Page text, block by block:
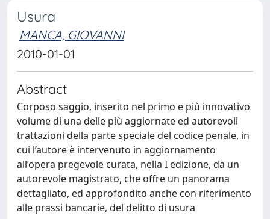
Usura
MANCA, GIOVANNI
2010-01-01
Abstract
Corposo saggio, inserito nel primo e più innovativo
volume di una delle più aggiornate ed autorevoli
trattazioni della parte speciale del codice penale, in
cui l’autore è intervenuto in aggiornamento
all’opera pregevole curata, nella I edizione, da un
autorevole magistrato, che offre un panorama
dettagliato, ed approfondito anche con riferimento
alle prassi bancarie, del delitto di usura